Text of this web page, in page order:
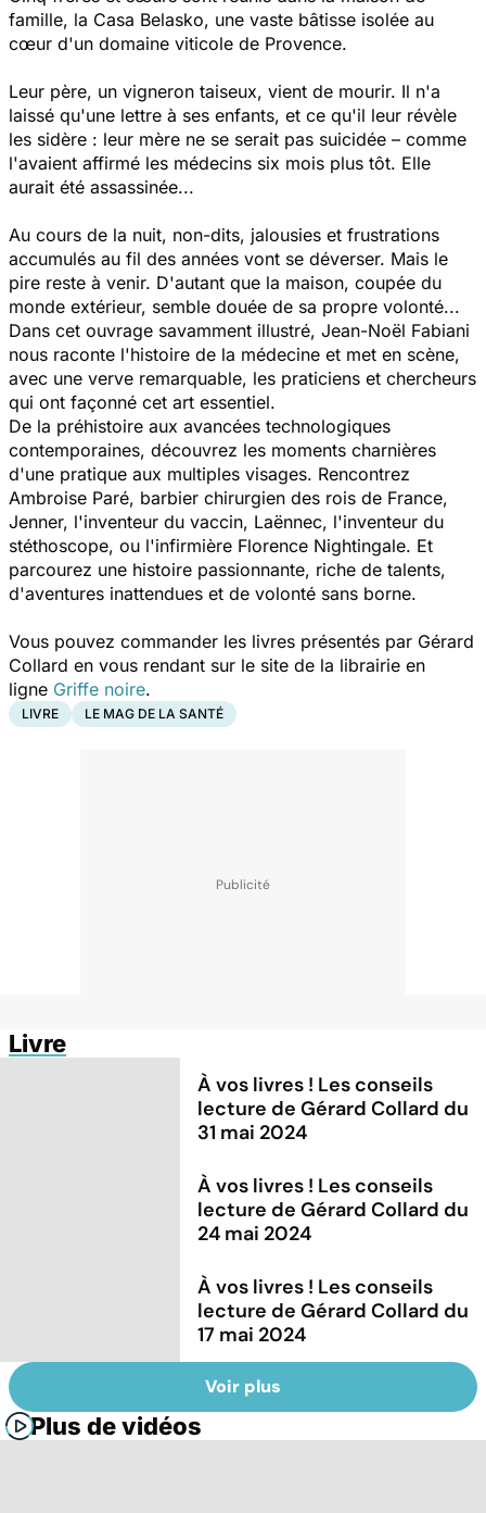
famille, la Casa Belasko, une vaste bâtisse isolée au
cœur d'un domaine viticole de Provence.
Leur père, un vigneron taiseux, vient de mourir. Il n'a
laissé qu'une lettre à ses enfants, et ce qu'il leur révèle
les sidère : leur mère ne se serait pas suicidée – comme
l'avaient affirmé les médecins six mois plus tôt. Elle
aurait été assassinée...
Au cours de la nuit, non-dits, jalousies et frustrations
accumulés au fil des années vont se déverser. Mais le
pire reste à venir. D'autant que la maison, coupée du
monde extérieur, semble douée de sa propre volonté...
Dans cet ouvrage savamment illustré, Jean-Noël Fabiani
nous raconte l'histoire de la médecine et met en scène,
avec une verve remarquable, les praticiens et chercheurs
qui ont façonné cet art essentiel.
De la préhistoire aux avancées technologiques
contemporaines, découvrez les moments charnières
d'une pratique aux multiples visages. Rencontrez
Ambroise Paré, barbier chirurgien des rois de France,
Jenner, l'inventeur du vaccin, Laënnec, l'inventeur du
stéthoscope, ou l'infirmière Florence Nightingale. Et
parcourez une histoire passionnante, riche de talents,
d'aventures inattendues et de volonté sans borne.
Vous pouvez commander les livres présentés par Gérard
Collard en vous rendant sur le site de la librairie en
ligne Griffe noire.
LIVRE LE MAG DE LA SANTÉ
Livre
À vos livres ! Les conseils
lecture de Gérard Collard du
31 mai 2024
À vos livres ! Les conseils
lecture de Gérard Collard du
24 mai 2024
À vos livres ! Les conseils
lecture de Gérard Collard du
17 mai 2024
Voir plus
Plus de vidéos